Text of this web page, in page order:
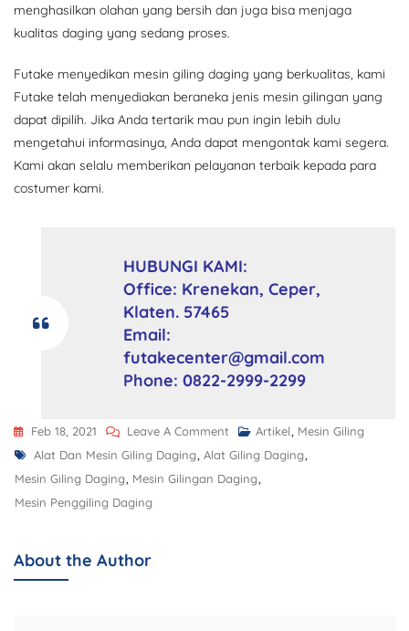
menghasilkan olahan yang bersih dan juga bisa menjaga
kualitas daging yang sedang proses.
Futake menyedikan mesin giling daging yang berkualitas, kami
Futake telah menyediakan beraneka jenis mesin gilingan yang
dapat dipilih. Jika Anda tertarik mau pun ingin lebih dulu
mengetahui informasinya, Anda dapat mengontak kami segera.
Kami akan selalu memberikan pelayanan terbaik kepada para
costumer kami.
HUBUNGI KAMI:
Office: Krenekan, Ceper,
Klaten. 57465
Email:
futakecenter@gmail.com
Phone: 0822-2999-2299
Feb 18, 2021 Leave A Comment Artikel
Mesin Giling
Alat Dan Mesin Giling Daging Alat Giling Daging
Mesin Giling Daging Mesin Gilingan Daging
Mesin Penggiling Daging
About the Author